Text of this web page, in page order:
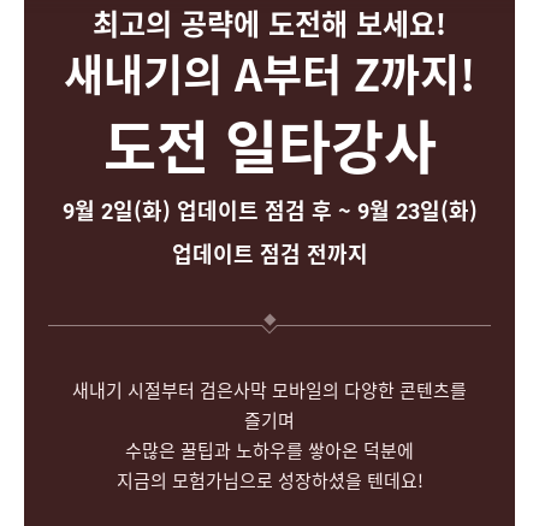
최고의 공략에 도전해 보세요!
새내기의 A부터 Z까지!
도전 일타강사
9월 2일(화) 업데이트 점검 후 ~ 9월 23일(화)
업데이트 점검 전까지
새내기 시절부터 검은사막 모바일의 다양한 콘텐츠를
즐기며
수많은 꿀팁과 노하우를 쌓아온 덕분에
지금의 모험가님으로 성장하셨을 텐데요!